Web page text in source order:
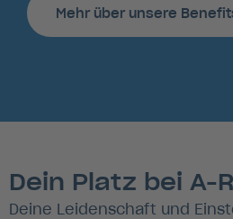
Mehr über unsere
Dein Platz bei A-
Deine Leidenschaft und